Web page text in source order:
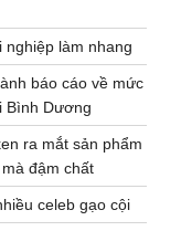
nghiệp làm nhang
báo cáo về mức
Bình Dương
ra mắt sản phẩm
đậm chất
celeb gạo cội